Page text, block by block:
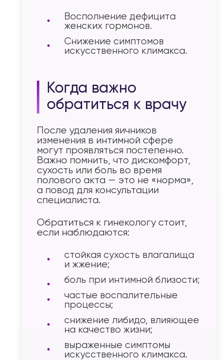
Восполнение дефицита
женских гормонов.
Снижение симптомов
искусственного климакса.
Когда важно
обратиться к врачу
После удаления яичников
изменения в интимной сфере
могут проявляться постепенно.
Важно помнить, что дискомфорт,
сухость или боль во время
полового акта — это не «норма»,
а повод для консультации
специалиста.
Обратиться к гинекологу стоит,
если наблюдаются:
стойкая сухость влагалища
и жжение;
боль при интимной близости;
частые воспалительные
процессы;
снижение либидо, влияющее
на качество жизни;
выраженные симптомы
искусственного климакса.